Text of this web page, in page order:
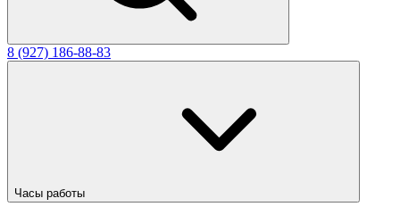
8 (927) 186-88-83
Часы работы